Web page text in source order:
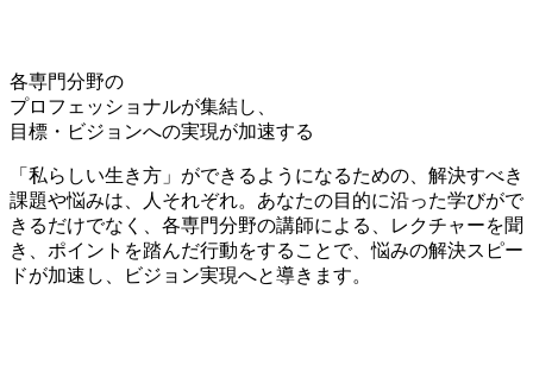
各専門分野の
プロフェッショナルが集結し、
目標・ビジョンへの実現が加速する
「私らしい生き方」ができるようになるための、 解決すべき
課題や悩みは、人それぞれ。 あなたの目的に沿った学びがで
きるだけでなく、各専門分野の講師による、レクチャーを聞
き、 ポイントを踏んだ行動をすることで、悩みの解決スピー
ドが加速し、ビジョン実現へと導きます。